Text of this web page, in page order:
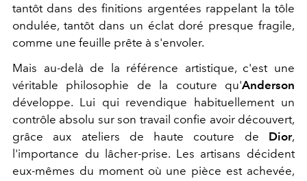
tantôt dans des finitions argentées rappelant la tôle
ondulée, tantôt dans un éclat doré presque fragile,
comme une feuille prête à s'envoler.
Mais au-delà de la référence artistique, c'est une
véritable philosophie de la couture qu'Anderson
développe. Lui qui revendique habituellement un
contrôle absolu sur son travail confie avoir découvert,
grâce aux ateliers de haute couture de Dior,
l'importance du lâcher-prise. Les artisans décident
eux-mêmes du moment où une pièce est achevée,